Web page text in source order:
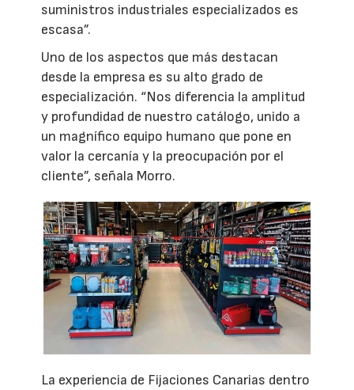
suministros industriales especializados es
escasa”.
Uno de los aspectos que más destacan
desde la empresa es su alto grado de
especialización. “Nos diferencia la amplitud
y profundidad de nuestro catálogo, unido a
un magnífico equipo humano que pone en
valor la cercanía y la preocupación por el
cliente”, señala Morro.
La experiencia de Fijaciones Canarias dentro